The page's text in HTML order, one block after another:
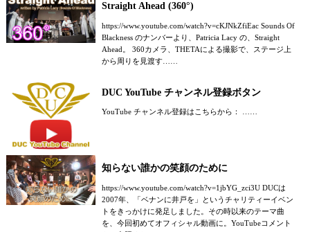
Straight Ahead (360°)
https://www.youtube.com/watch?v=cKJNkZfiEac Sounds Of
Blackness のナンバーより、Patricia Lacy の、Straight
Ahead。 360カメラ、THETAによる撮影で、ステージ上
から周りを見渡す……
DUC YouTube チャンネル登録ボタン
YouTube チャンネル登録はこちらから： ……
知らない誰かの笑顔のために
https://www.youtube.com/watch?v=1jbYG_zci3U DUCは
2007年、「ベナンに井戸を」というチャリティーイベン
トをきっかけに発足しました。その時以来のテーマ曲
を、今回初めてオフィシャル動画に。YouTubeコメント